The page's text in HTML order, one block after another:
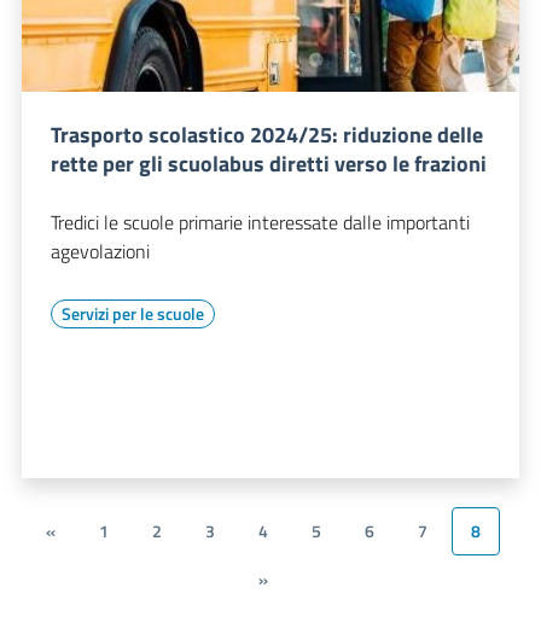
Trasporto scolastico 2024/25: riduzione delle
rette per gli scuolabus diretti verso le frazioni
Tredici le scuole primarie interessate dalle importanti
agevolazioni
Servizi per le scuole
« 1 2 3 4 5 6 7
8
»